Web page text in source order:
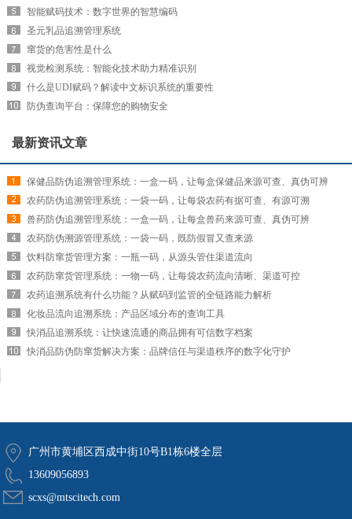
智能赋码技术：数字世界的智慧编码
圣元乳品追溯管理系统
窜货的危害性是什么
视觉检测系统：智能化技术助力精准识别
什么是UDI赋码？解读中文标识系统的重要性
防伪查询平台：保障您的购物安全
最新资讯文章
保健品防伪追溯管理系统：一盒一码，让每盒保健品来源可查、真伪可辨
农药防伪追溯管理系统：一袋一码，让每袋农药有据可查、有源可溯
兽药防伪追溯管理系统：一盒一码，让每盒兽药来源可查、真伪可辨
农药防伪溯源管理系统：一袋一码，既防假冒又查来源
饮料防窜货管理方案：一瓶一码，从源头管住渠道流向
农药防窜货管理系统：一物一码，让每袋农药流向清晰、渠道可控
农药追溯系统有什么功能？从赋码到监管的全链路能力解析
化妆品流向追溯系统：产品区域分布的查询工具
快消品追溯系统：让快速流通的商品拥有可信数字档案
快消品防伪防窜货解决方案：品牌信任与渠道秩序的数字化守护
广州市黄埔区西成中街10号B1栋6楼全层
13609056893
scxs@mtscitech.com